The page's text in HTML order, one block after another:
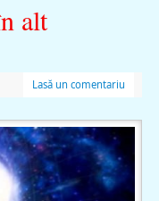
alt
Lasă un comentariu